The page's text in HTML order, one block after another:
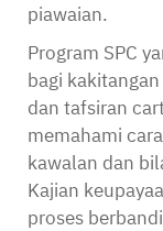
piawaian.
Program SPC
bagi
dan tafsiran
memahami
kawalan dan
Kajian
proses